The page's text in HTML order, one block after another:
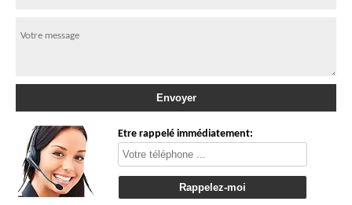
Etre rappelé immédiatement: